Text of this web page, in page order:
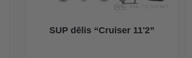
products availableSUP dēlis “Cruiser 11'2”